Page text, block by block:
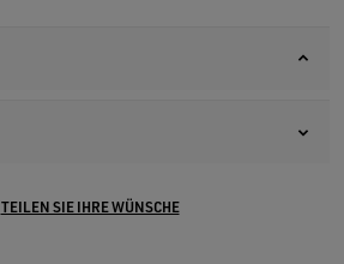
TEILEN SIE IHRE WÜNSCHE